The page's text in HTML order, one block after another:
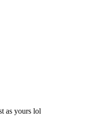
as yours lol